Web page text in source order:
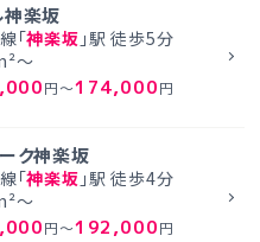
神楽坂
「神楽坂 」駅 徒歩5分
～
円～174,000円
ク神楽坂
「神楽坂 」駅 徒歩4分
～
円～192,000円